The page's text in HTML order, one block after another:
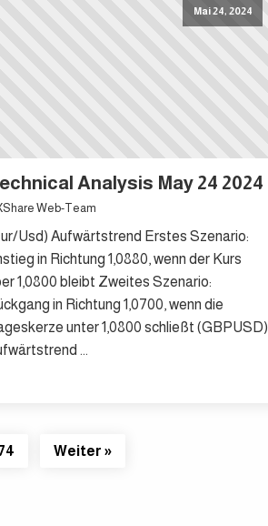
Mai 24, 2024
Analysis May 24 2024
Web-Team
Usd) Aufwärtstrend Erstes Szenario:
in Richtung 1,0880, wenn der Kurs
1,0800 bleibt Zweites Szenario:
in Richtung 1,0700, wenn die
unter 1,0800 schließt (GBPUSD)
...
Weiter »